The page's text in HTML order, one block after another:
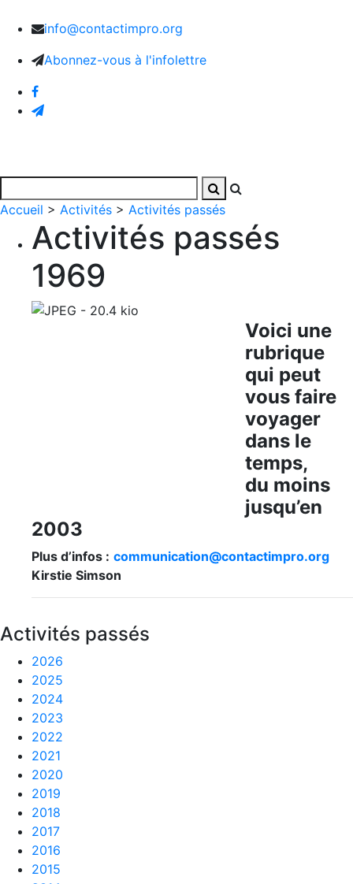
info@contactimpro.org
Abonnez-vous à l'infolettre
Accueil > Activités > Activités passés
Activités passés
1969
Voici une
rubrique
qui peut
vous faire
voyager
dans le
temps,
du moins
jusqu’en
2003
Plus d’infos : communication@contactimpro.org
Kirstie Simson
Activités passés
2026
2025
2024
2023
2022
2021
2020
2019
2018
2017
2016
2015